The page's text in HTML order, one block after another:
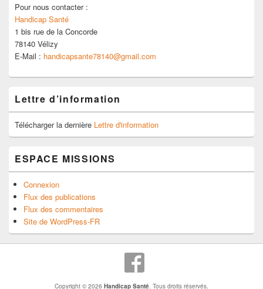
Pour nous contacter :
Handicap Santé
1 bis rue de la Concorde
78140 Vélizy
E-Mail : handicapsante78140@gmail.com
Lettre d’information
Télécharger la dernière Lettre d'information
ESPACE MISSIONS
Connexion
Flux des publications
Flux des commentaires
Site de WordPress-FR
Copyright © 2026 Handicap Santé . Tous droits réservés.